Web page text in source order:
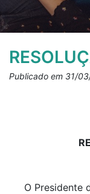
Publicado em 31/
O Presidente